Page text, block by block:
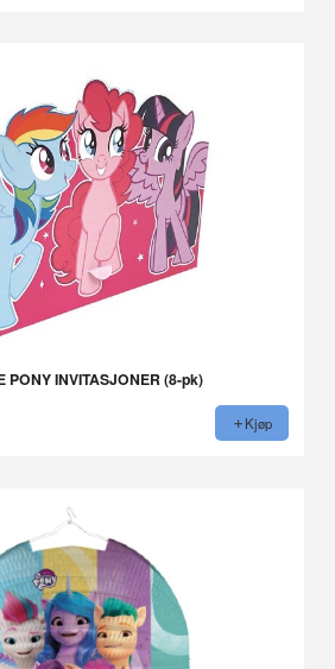
PONY INVITASJONER (8-pk)
Kjøp